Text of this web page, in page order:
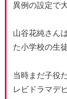
異例の設定で
山谷花純さん
た小学校の生
当時まだ子役
レビドラマデ